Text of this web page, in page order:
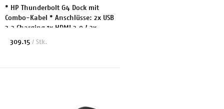
* HP Thunderbolt G4 Dock mit
Combo-Kabel * Anschlüsse: 2x USB
3.2 Charging 1x HDMI 2.0 / 2x
DisplayPort 1x Netzwerk 1x USB-C
309.15 / Stk.